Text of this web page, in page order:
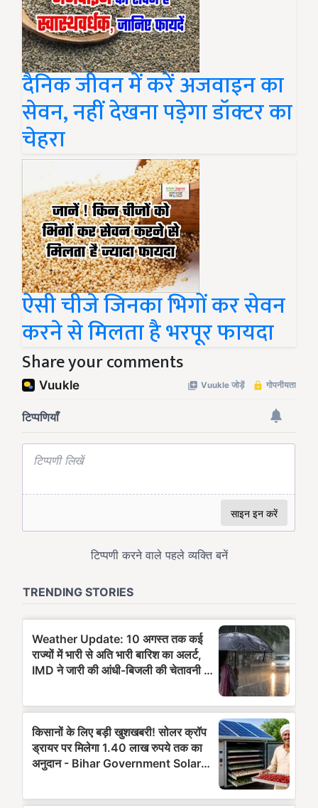
दैनिक जीवन में करें अजवाइन का
सेवन, नहीं देखना पड़ेगा डॉक्टर का
चेहरा
ऐसी चीजे जिनका भिगों कर सेवन
करने से मिलता है भरपूर फायदा
Share your comments